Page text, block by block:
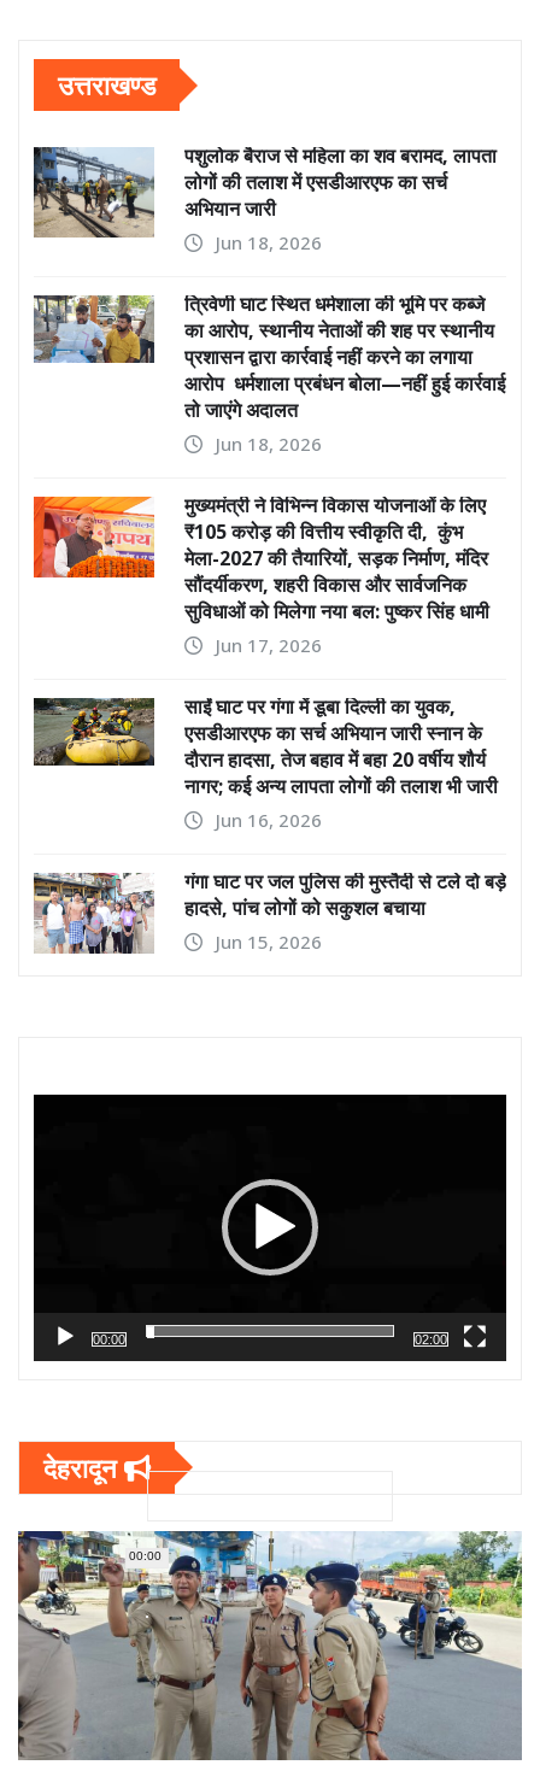
उत्तराखण्ड
पशुलोक बैराज से महिला का शव बरामद, लापता
लोगों की तलाश में एसडीआरएफ का सर्च
अभियान जारी
Jun 18, 2026
त्रिवेणी घाट स्थित धर्मशाला की भूमि पर कब्जे
का आरोप, स्थानीय नेताओं की शह पर स्थानीय
प्रशासन द्वारा कार्रवाई नहीं करने का लगाया
आरोप धर्मशाला प्रबंधन बोला—नहीं हुई कार्रवाई
तो जाएंगे अदालत
Jun 18, 2026
मुख्यमंत्री ने विभिन्न विकास योजनाओं के लिए
₹105 करोड़ की वित्तीय स्वीकृति दी, कुंभ
मेला-2027 की तैयारियों, सड़क निर्माण, मंदिर
सौंदर्यीकरण, शहरी विकास और सार्वजनिक
सुविधाओं को मिलेगा नया बल: पुष्कर सिंह धामी
Jun 17, 2026
साईं घाट पर गंगा में डूबा दिल्ली का युवक,
एसडीआरएफ का सर्च अभियान जारी स्नान के
दौरान हादसा, तेज बहाव में बहा 20 वर्षीय शौर्य
नागर; कई अन्य लापता लोगों की तलाश भी जारी
Jun 16, 2026
गंगा घाट पर जल पुलिस की मुस्तैदी से टले दो बड़े
हादसे, पांच लोगों को सकुशल बचाया
Jun 15, 2026
00:00
00:00
02:00
देहरादून